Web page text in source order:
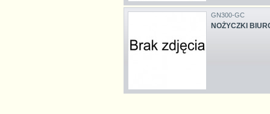
GN300-GC
NOŻYCZKI